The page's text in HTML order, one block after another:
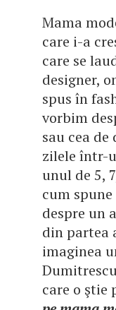
Mama
care i-a
care se
designer,
spus în
vorbim
sau cea de
zilele într-
unul de 5,
cum
despre un
din partea
imaginea
care o ştie